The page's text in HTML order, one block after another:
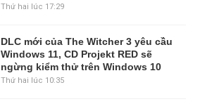
Thứ hai lúc 17:29
DLC mới của The Witcher 3 yêu cầu
Windows 11, CD Projekt RED sẽ
ngừng kiểm thử trên Windows 10
Thứ hai lúc 10:35